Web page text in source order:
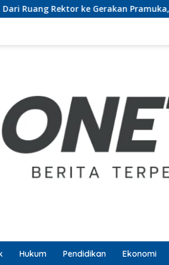
Rektor ke Gerakan Pramuka, Wan
Hukum Pendidikan Ekonomi